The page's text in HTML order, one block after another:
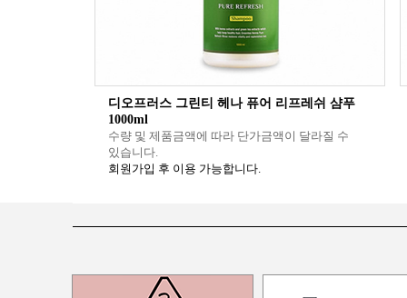
디오프러스 그린티 헤나 퓨어 리프레쉬 샴푸
1000ml
수량 및 제품금액에 따라 단가금액이 달라질 수
있습니다.
회원가입 후 이용 가능합니다.